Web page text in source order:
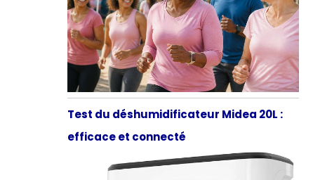
Test du déshumidificateur Midea 20L :
efficace et connecté